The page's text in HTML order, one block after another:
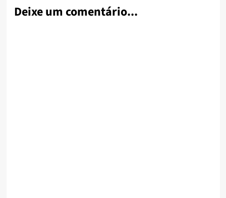
Deixe um comentário...